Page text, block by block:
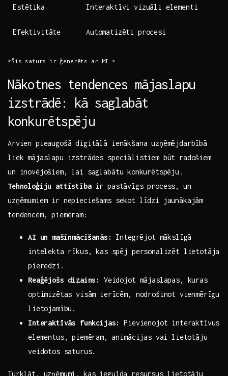
Estētika Interaktīvi vizuāli elementi
Efektivitāte Automatizēti procesi
*Šis saturs ir⁢ ģenerēts ar MI.*
Nākotnes tendences mājaslapu
izstrādē: kā saglabāt
konkurētspēju
Arvien pieaugošā digitālā ienākšana uzņēmējdarbībā
liek mājaslapu izstrādes speciālistiem būt radošiem
un inovējošiem, lai saglabātu⁣ konkurētspēju.
Tehnoloģiju attīstībair pastāvīgs process, un
uzņēmumiem ir nepieciešams sekot līdzi jaunākajām
tendencēm, piemēram:
AI un ⁢mašīnmācīšanās:
Integrējot mākslīgā
intelekta rīkus, kas spēj personalizēt lietotāja
pieredzi.
Reaģējošs dizains:
Veidojot mājaslapas, kuras
optimizētas visām ierīcēm, nodrošinot⁤ vienmērīgu
lietojamību.
Interaktīvās funkcijas:
Pievienojot interaktīvus
elementus, piemēram, ⁤animācijas vai lietotāju
veidotos saturus.
Turklāt, uzņēmumi, kas iegulda resursus ⁤lietotāju